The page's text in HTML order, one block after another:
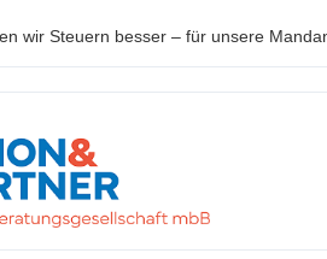
wir Steuern besser – für unsere